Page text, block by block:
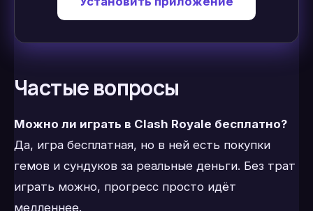
Частые вопросы
Можно ли играть в Clash Royale бесплатно?
Да, игра бесплатная, но в ней есть покупки
гемов и сундуков за реальные деньги. Без трат
играть можно, прогресс просто идёт
медленнее.